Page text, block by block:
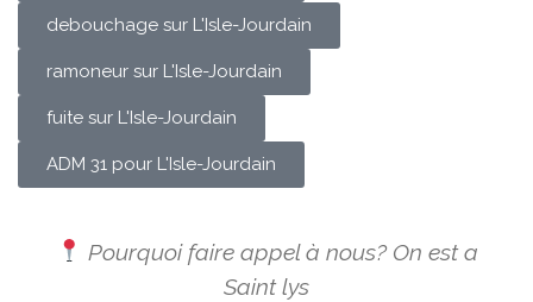
debouchage sur L'Isle-Jourdain
ramoneur sur L'Isle-Jourdain
fuite sur L'Isle-Jourdain
ADM 31 pour L'Isle-Jourdain
On est a
Nous intervenons également
communes voisines